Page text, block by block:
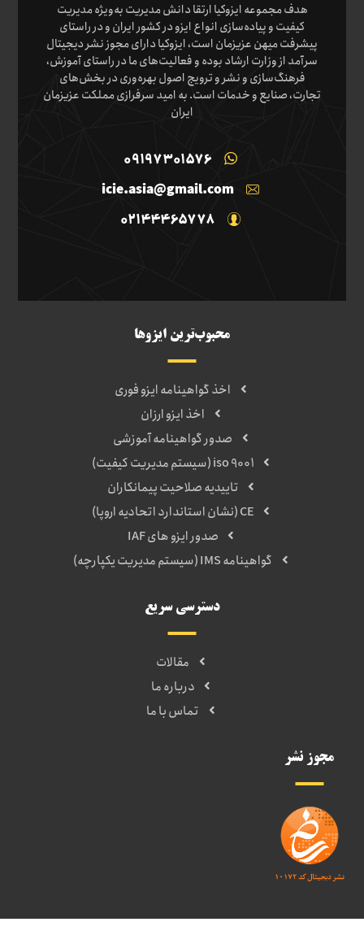
هدف مجموعه ایزوکیا ارتقا دانش مدیریت به‌ویژه مدیریت
کیفیت و پیاده‌سازی انواع ایزو در کشور ایران و در راستای
پیشرفت میهن عزیزمان است، ایزوکیا دارای مجوز نشر دیجیتال
سرآمد از وزارت ارشاد بوده و فعالیت‌های ما در راستای آموزش،
فرهنگ‌سازی و نشر و ترویج اصول بهره‌وری در بخش‌های
تجارت، صنایع و خدمات است. به امید سرفرازی مملکت عزیزمان
ایران
09197301576
icie.asia@gmail.com
02144465778
محبوب‌ترین ایزوها
اخذ گواهینامه ایزو فوری
اخذ ایزو ارزان
صدور گواهینامه آموزشی
iso 9001 (سیستم مدیریت کیفیت)
تاییدیه صلاحیت پیمانکاران
CE (نشان استاندارد اتحادیه اروپا)
صدور ایزو های IAF
گواهینامه IMS (سیستم مدیریت یکپارچه)
دسترسی سریع
مقالات
درباره ما
تماس با ما
مجوز نشر